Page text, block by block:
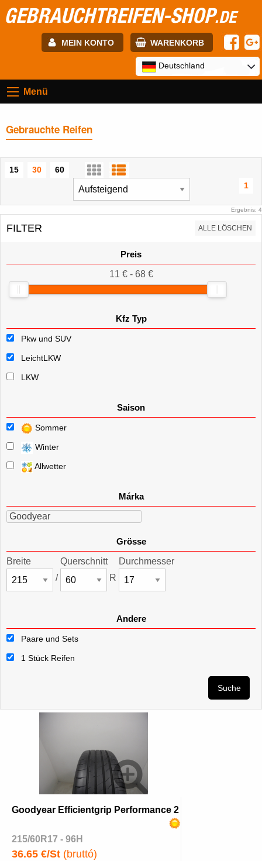
GEBRAUCHTREIFEN-SHOP.DE
MEIN KONTO WARENKORB
Passwort:
Deutschland
Menü
Gebrauchte Reifen
15 30
60
1
Ergebnis: 4
FILTER ALLE LÖSCHEN
Preis
11 € - 68 €
Kfz Typ
Pkw und SUV
LeichtLKW
LKW
Saison
Sommer
Winter
Allwetter
Márka
Goodyear
Grösse
Breite
/
Querschnitt
R
Durchmesser
Andere
Paare und Sets
1 Stück Reifen
Suche
Goodyear Efficientgrip Performance 2
215/60R17 - 96H
36.65 €/St (bruttó)